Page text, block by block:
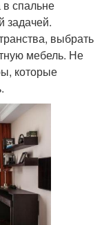
спальне
задачей.
выбрать
мебель. Не
которые